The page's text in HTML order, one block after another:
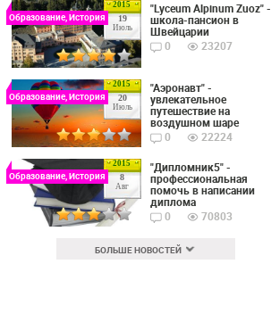
2015
19
Июль
Образование, История
"Lyceum Alpinum Zuoz" -
школа-пансион в
Швейцарии
0
23207
2015
20
Июль
Образование, История
"Аэронавт" -
увлекательное
путешествие на
воздушном шаре
0
22224
2015
8
Авг
Образование, История
"Дипломник5" -
профессиональная
помочь в написании
диплома
0
70803
БОЛЬШЕ НОВОСТЕЙ